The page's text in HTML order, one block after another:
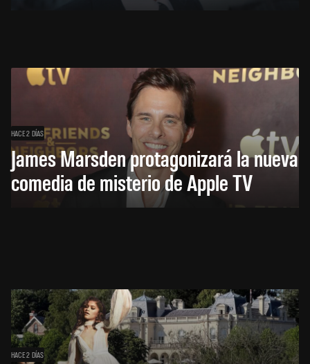
HACE 2 DÍAS
James Marsden protagonizará la nueva
comedia de misterio de Apple TV
HACE 2 DÍAS